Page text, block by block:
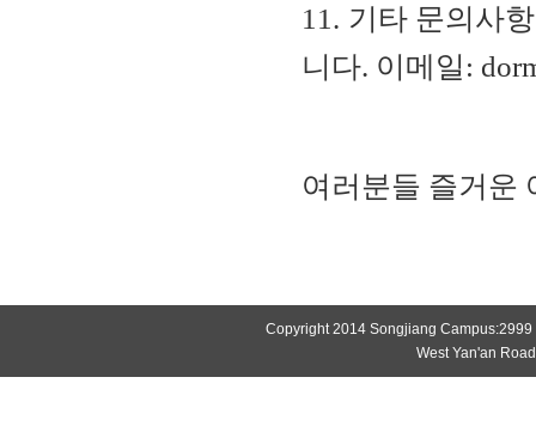
11. 기타 문의사
니다. 이메일 :
여러분들 즐거운
Copyright 2014 Songjiang
West Yan'an